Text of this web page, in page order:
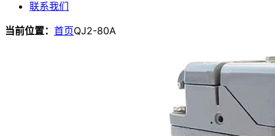
联系我们
当前位置： 首页QJ2-80A